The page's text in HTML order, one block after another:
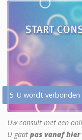
5. U wordt verbonden
Uw consult met een
U gaat pas vanaf